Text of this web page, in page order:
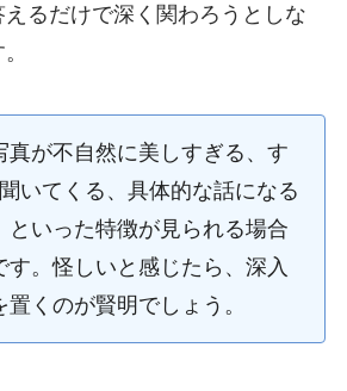
るだけで深く関わろうとしな
真が不自然に美しすぎる、す
いてくる、具体的な話になる
といった特徴が見られる場合
す。怪しいと感じたら、深入
置くのが賢明でしょう。